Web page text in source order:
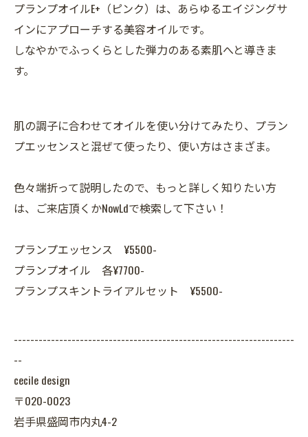
プランプオイルE+（ピンク）は、あらゆるエイジングサ
インにアプローチする美容オイルです。
しなやかでふっくらとした弾力のある素肌へと導きま
す。
肌の調子に合わせてオイルを使い分けてみたり、プラン
プエッセンスと混ぜて使ったり、使い方はさまざま。
色々端折って説明したので、もっと詳しく知りたい方
は、ご来店頂くかNowLdで検索して下さい！
プランプエッセンス ¥5500-
プランプオイル 各¥7700-
プランプスキントライアルセット ¥5500-
--------------------------------------------------------------------
--
cecile design
〒020-0023
岩手県盛岡市内丸4-2